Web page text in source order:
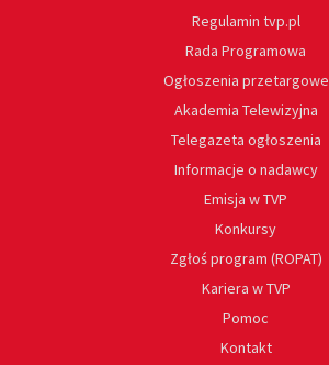
Regulamin tvp.pl
Rada Programowa
Ogłoszenia przetargowe
Akademia Telewizyjna
Telegazeta ogłoszenia
Informacje o nadawcy
Emisja w TVP
Konkursy
Zgłoś program (ROPAT)
Kariera w TVP
Pomoc
Kontakt